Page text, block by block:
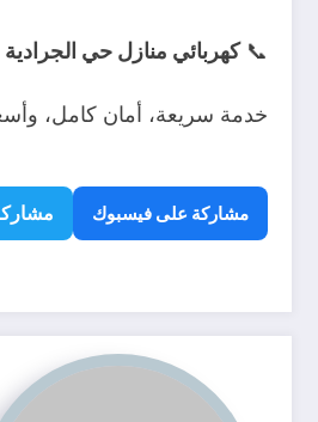
📞كهربائي منازل حي الجرادية الرياض
خدمة سريعة، أمان كامل،
مشاركة على فيسبوك